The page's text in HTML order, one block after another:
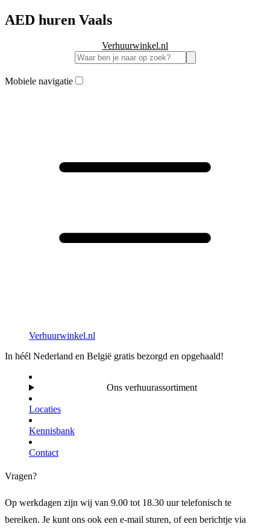
AED huren Vaals
Verhuurwinkel.nl
Mobiele navigatie
Verhuurwinkel.nl
In héél Nederland en België gratis bezorgd en opgehaald!
Ons verhuurassortiment
Locaties
Kennisbank
Contact
Vragen?
Op werkdagen zijn wij van 9.00 tot 18.30 uur telefonisch te
bereiken. Je kunt ons ook een e-mail sturen, of een berichtje via